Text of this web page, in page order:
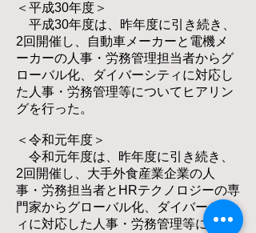
＜平成30年度＞
平成30年度は、昨年度に引き続き、
2回開催し、自動車メーカーと電機メ
ーカーの人事・労務管理担当者からグ
ローバル化、ダイバーシティに対応し
た人事・労務管理等についてヒアリン
グを行った。
＜令和元年度＞
令和元年度は、昨年度に引き続き、
2回開催し、大手外食産業企業の人
事・労務担当者とHRテクノロジーの専
門家からグローバル化、ダイバーシテ
ィに対応した人事・労務管理等につい